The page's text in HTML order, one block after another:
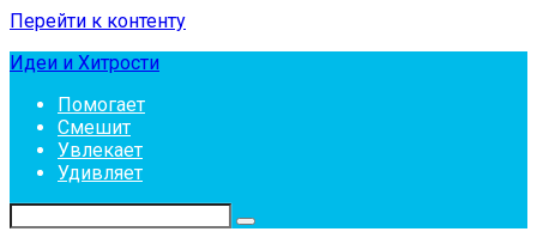
Перейти к контенту
Идеи и Хитрости
Помогает
Смешит
Увлекает
Удивляет